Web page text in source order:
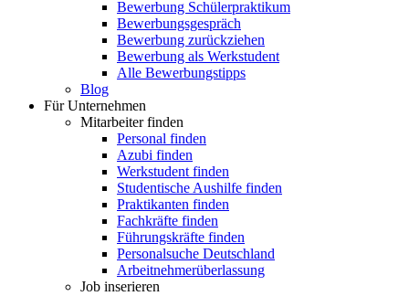
Bewerbung Schülerpraktikum
Bewerbungsgespräch
Bewerbung zurückziehen
Bewerbung als Werkstudent
Alle Bewerbungstipps
Blog
Für Unternehmen
Mitarbeiter finden
Personal finden
Azubi finden
Werkstudent finden
Studentische Aushilfe finden
Praktikanten finden
Fachkräfte finden
Führungskräfte finden
Personalsuche Deutschland
Arbeitnehmerüberlassung
Job inserieren